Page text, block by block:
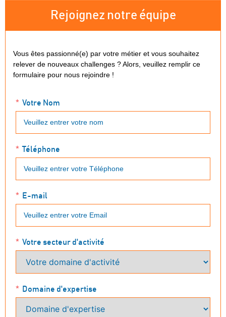
Rejoignez notre équipe
Vous êtes passionné(e) par votre métier et vous souhaitez
relever de nouveaux challenges ? Alors, veuillez remplir ce
formulaire pour nous rejoindre !
Votre Nom
Téléphone
E-mail
Votre secteur d'activité
Domaine d'expertise